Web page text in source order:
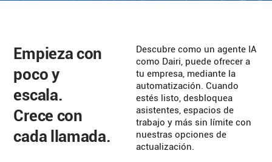
Empieza con
poco y
escala.
Crece con
cada llamada.
Descubre como un agente IA
como Dairi, puede ofrecer a
tu empresa, mediante la
automatización. Cuando
estés listo, desbloquea
asistentes, espacios de
trabajo y más sin límite con
nuestras opciones de
actualización.